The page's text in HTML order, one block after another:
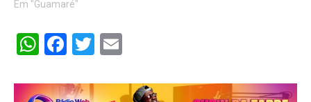
Em "Guamaré"
WhatsApp
Facebook
Twitter